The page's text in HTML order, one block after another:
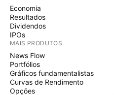
Economia
Resultados
Dividendos
IPOs
MAIS PRODUTOS
News Flow
Portfólios
Gráficos fundamentalistas
Curvas de Rendimento
Opções